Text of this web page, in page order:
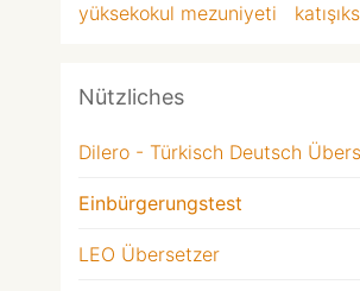
yüksekokul mezuniyeti
Nützliches
Dilero - Türkisch Deutsch
Einbürgerungstest
LEO Übersetzer